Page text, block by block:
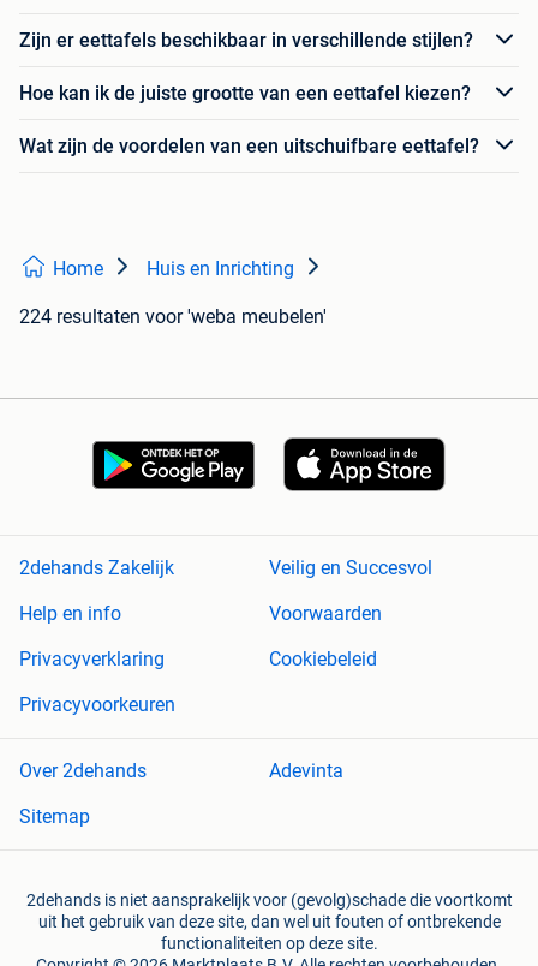
Zijn er eettafels beschikbaar in verschillende stijlen?
Hoe kan ik de juiste grootte van een eettafel kiezen?
Wat zijn de voordelen van een uitschuifbare eettafel?
Home Huis en Inrichting
224 resultaten voor 'weba meubelen'
2dehands Zakelijk
Veilig en Succesvol
Help en info
Voorwaarden
Privacyverklaring
Cookiebeleid
Privacyvoorkeuren
Over 2dehands
Adevinta
Sitemap
2dehands is niet aansprakelijk voor (gevolg)schade die voortkomt
uit het gebruik van deze site, dan wel uit fouten of ontbrekende
functionaliteiten op deze site.